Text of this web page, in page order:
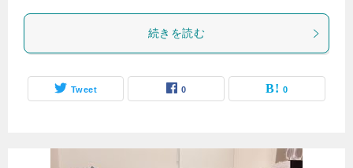
続きを読む
Tweet 0 0